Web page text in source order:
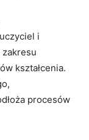
i
zakresu
kształcenia.
procesów